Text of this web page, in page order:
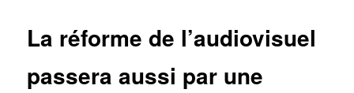
La réforme de l’audiovisuel
passera aussi par une